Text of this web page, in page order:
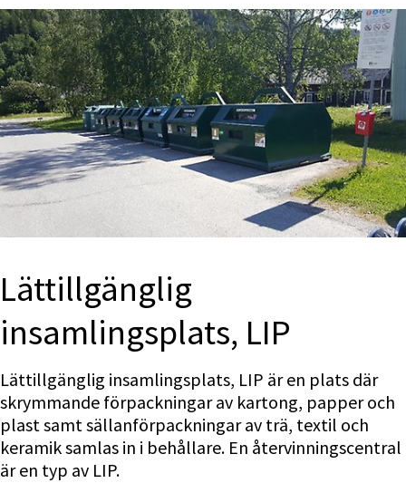
Lättillgänglig
insamlingsplats, LIP
Lättillgänglig insamlingsplats, LIP är en plats där
skrymmande förpackningar av kartong, papper och
plast samt sällanförpackningar av trä, textil och
keramik samlas in i behållare. En återvinningscentral
är en typ av LIP.